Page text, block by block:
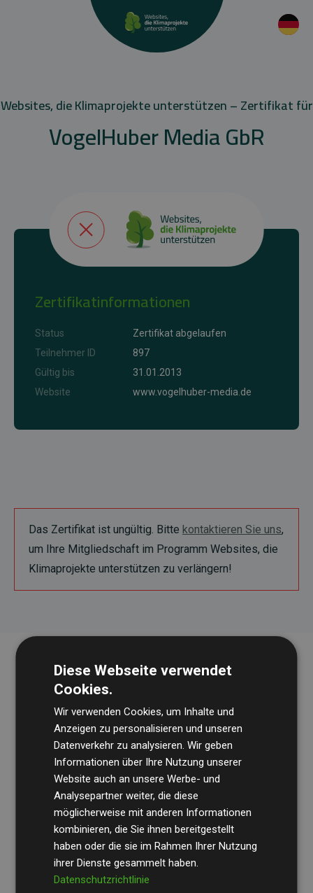
Websites, die Klimaprojekte unterstützen – Zertifikat für
VogelHuber Media GbR
Zertifikatinformationen
Status
Zertifikat abgelaufen
Teilnehmer ID
897
Gültig bis
31.01.2013
Website
www.vogelhuber-media.de
Das Zertifikat ist ungültig. Bitte kontaktieren Sie uns,
um Ihre Mitgliedschaft im Programm Websites, die
Klimaprojekte unterstützen zu verlängern!
Die Wirtschaftsprüfungsgesellschaft BDOüberprüft
regelmäßig unsere Berechnungen und Methodik, um
Transparenz und Verlässlichkeit sicherzustellen.
Ihre Prüfungen belegen, dass unsere Investitionen in
Klimaschutzprojekte im Durchschnitt200 % der
geschätzten CO₂-Emissionender teilnehmenden
Websites kompensieren – ein klarer Nachweis für die
Diese Webseite verwendet
Cookies.
Wir verwenden Cookies, um Inhalte und
Anzeigen zu personalisieren und unseren
Datenverkehr zu analysieren. Wir geben
Informationen über Ihre Nutzung unserer
Website auch an unsere Werbe- und
Analysepartner weiter, die diese
möglicherweise mit anderen Informationen
kombinieren, die Sie ihnen bereitgestellt
haben oder die sie im Rahmen Ihrer Nutzung
ihrer Dienste gesammelt haben.
Datenschutzrichtlinie